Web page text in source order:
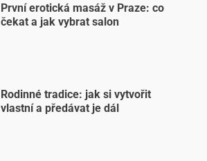
První erotická masáž v Praze: co
čekat a jak vybrat salon
Rodinné tradice: jak si vytvořit
vlastní a předávat je dál